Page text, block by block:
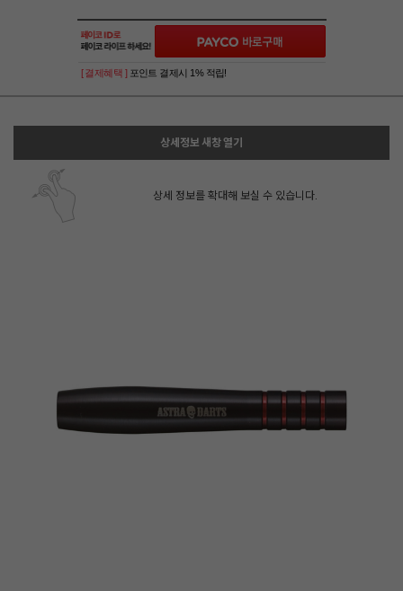
[ 결제혜택 ] 포인트 결제시 1% 적립!
상세정보 새창 열기
상세 정보를 확대해 보실 수 있습니다.